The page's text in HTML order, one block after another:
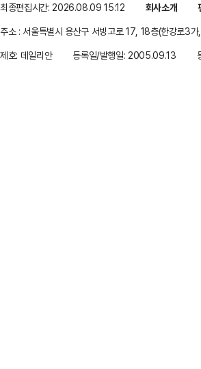
최종편집시간: 2026.08.09 15:12 회사소개
주소 : 서울특별시 용산구 서빙고로 17, 18층(한강로3
제호: 데일리안
등록일/발행일: 2005.09.13